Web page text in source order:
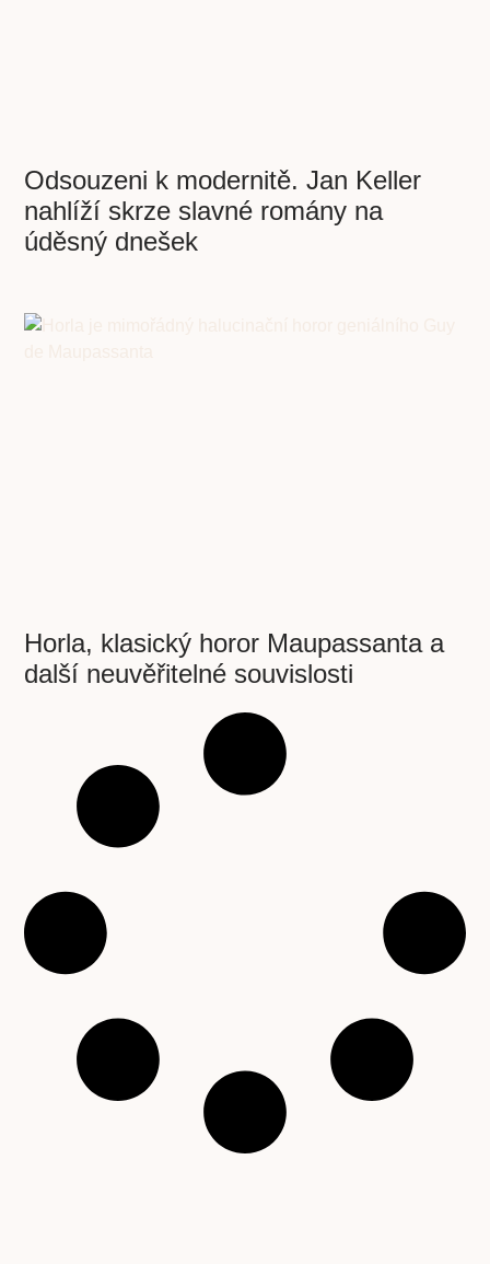
Odsouzeni k modernitě. Jan Keller
nahlíží skrze slavné romány na
úděsný dnešek
Horla, klasický horor Maupassanta a
další neuvěřitelné souvislosti